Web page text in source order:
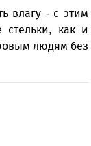
влагу - с этим
стельки, как и
людям без
вам по душе, и вы
добавите его в
свои закладки.